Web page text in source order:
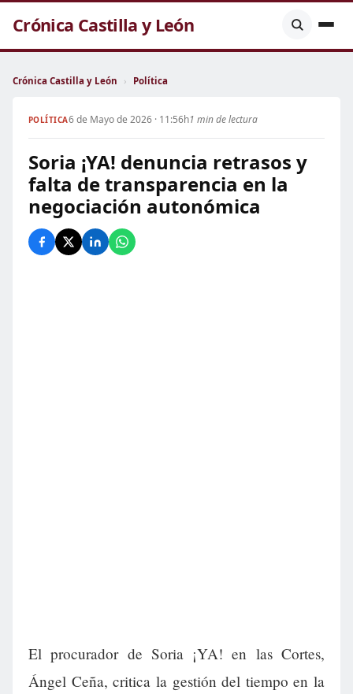
Crónica Castilla y León
Crónica Castilla y León › Política
POLÍTICA6 de Mayo de 2026 · 11:56h1 min de lectura
Soria ¡YA! denuncia retrasos y
falta de transparencia en la
negociación autonómica
El procurador de Soria ¡YA! en las Cortes,
Ángel Ceña, critica la gestión del tiempo en la